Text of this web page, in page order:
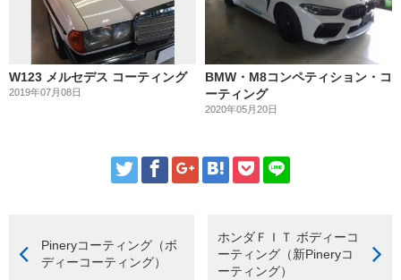
W123 メルセデス コーティング
2019年07月08日
BMW・M8コンペティション・コ
ーティング
2020年05月20日
Pineryコーティング（ボ
ディーコーティング）
ホンダＦＩＴ ボディーコ
ーティング（新Pineryコ
ーティング）